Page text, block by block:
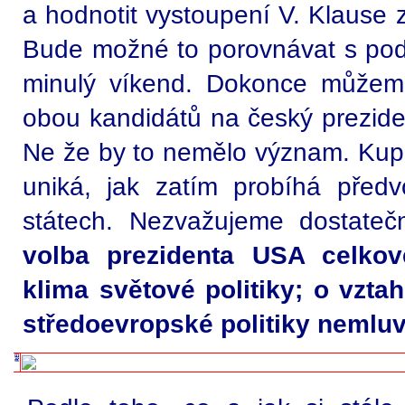
a hodnotit vystoupení V. Klause
Bude možné to porovnávat s
minulý víkend. Dokonce
obou kandidátů na český
Ne že by to nemělo význam.
uniká, jak zatím probíhá
státech. Nezvažujeme
volba prezidenta USA
klima světové politiky; o
středoevropské politiky